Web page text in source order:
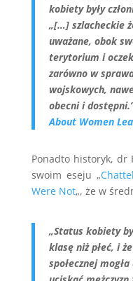
kobiety były
„[…] szlacheckie
uważane, obok
terytorium i
zarówno w
wojskowych,
obecni i
About Women
Ponadto historyk, dr
swoim eseju „
Were Not„, że w
„Status kobiety
klasę niż płeć, i
społecznej